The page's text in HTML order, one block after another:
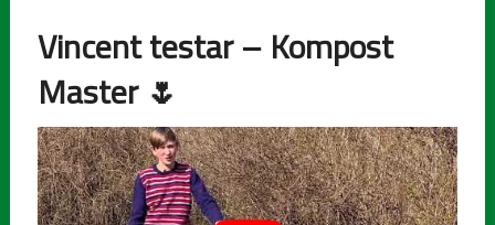
Vincent testar – Kompost
Master 🌷